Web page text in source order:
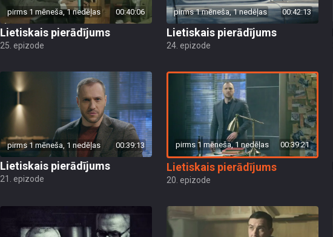
pirms 1 mēneša, 1 nedēļas 00:40:06
Lietiskais pierādījums
25. epizode
pirms 1 mēneša, 1 nedēļas 00:42:13
Lietiskais pierādījums
24. epizode
pirms 1 mēneša, 1 nedēļas 00:39:13
Lietiskais pierādījums
21. epizode
pirms 1 mēneša, 1 nedēļas 00:39:21
Lietiskais pierādījums
20. epizode